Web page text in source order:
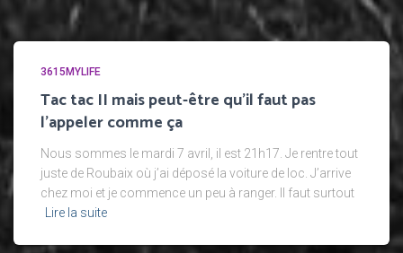
3615MYLIFE
Tac tac II mais peut-être qu’il faut pas
l’appeler comme ça
Nous sommes le mardi 7 avril, il est 21h17. Je rentre tout
juste de Roubaix où j’ai déposé la voiture de loc. J’arrive
chez moi et je commence un peu à ranger. Il faut surtout
Lire la suite